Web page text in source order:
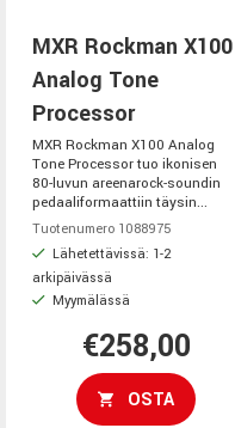
MXR Rockman X100
Analog Tone
Processor
MXR Rockman X100 Analog
Tone Processor tuo ikonisen
80-luvun areenarock-soundin
pedaaliformaattiin täysin...
Tuotenumero 1088975
Lähetettävissä: 1-2
arkipäivässä
Myymälässä
€258,00
OSTA